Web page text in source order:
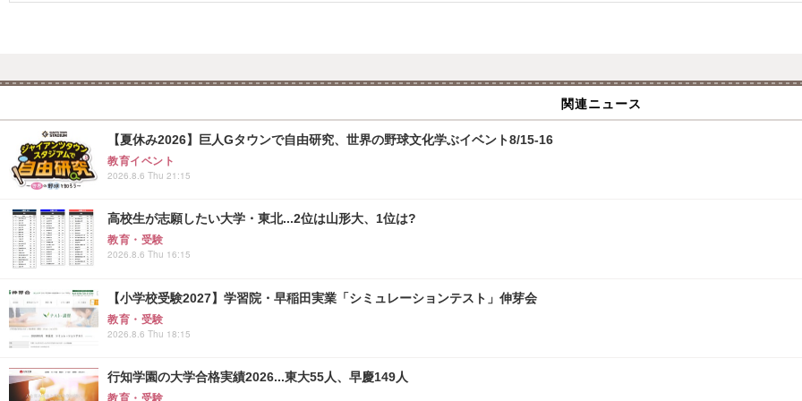
関連ニュース
【夏休み2026】巨人Gタウンで自由研究、世界の野球文化学ぶイベント8/15-16
教育イベント
2026.8.6 Thu 21:15
高校生が志願したい大学・東北...2位は山形大、1位は?
教育・受験
2026.8.6 Thu 16:15
【小学校受験2027】学習院・早稲田実業「シミュレーションテスト」伸芽会
教育・受験
2026.8.6 Thu 18:15
行知学園の大学合格実績2026...東大55人、早慶149人
教育・受験